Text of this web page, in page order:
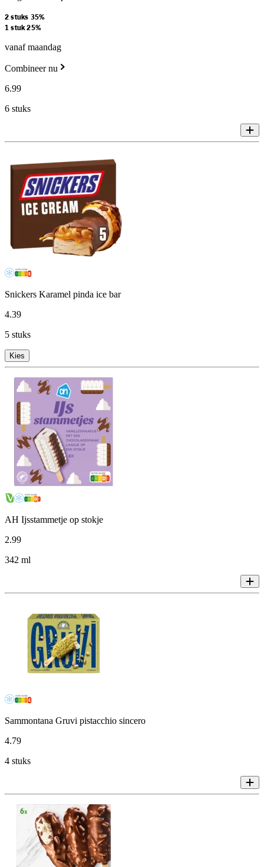
2 stuks 35%
1 stuk 25%
vanaf maandag
Combineer nu
6.99
6 stuks
Snickers Karamel pinda ice bar
4.39
5 stuks
Kies
AH Ijsstammetje op stokje
2.99
342 ml
Sammontana Gruvi pistacchio sincero
4.79
4 stuks